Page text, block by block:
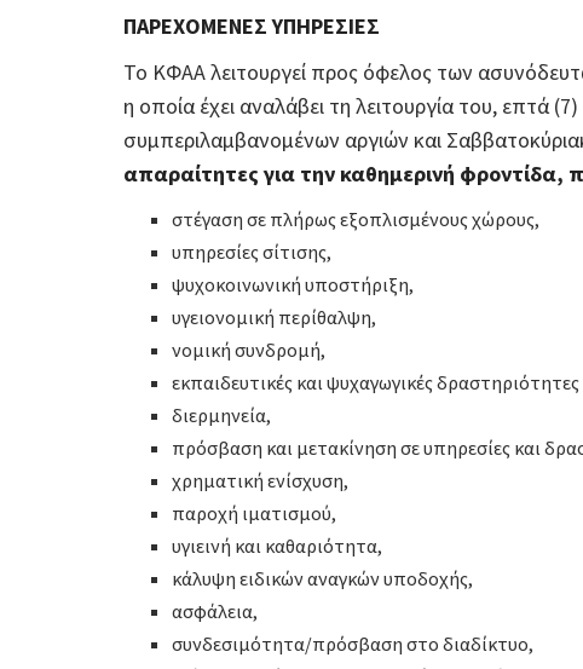
ΠΑΡΕΧΟΜΕΝΕΣ ΥΠΗΡΕΣΙΕΣ
Το ΚΦΑΑ λειτουργεί προς όφελος των
η οποία έχει αναλάβει τη λειτουργία του, επτά
συμπεριλαμβανομένων αργιών και
απαραίτητες για την καθημερινή
στέγαση σε πλήρως εξοπλισμένους χώρους,
υπηρεσίες σίτισης,
ψυχοκοινωνική υποστήριξη,
υγειονομική περίθαλψη,
νομική συνδρομή,
εκπαιδευτικές και ψυχαγωγικές
διερμηνεία,
πρόσβαση και μετακίνηση σε υπηρεσίες και
χρηματική ενίσχυση,
παροχή ιματισμού,
υγιεινή και καθαριότητα,
κάλυψη ειδικών αναγκών υποδοχής,
ασφάλεια,
συνδεσιμότητα/πρόσβαση στο διαδίκτυο,